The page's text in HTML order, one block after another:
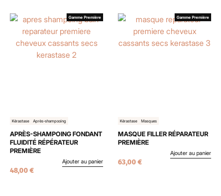
Gamme Première
Kérastase Après-shampooing
APRÈS-SHAMPOING FONDANT
FLUIDITÉ RÉPÉRATEUR
PREMIÈRE
48,00 €
Ajouter au panier
Gamme Première
Kérastase Masques
MASQUE FILLER RÉPARATEUR
PREMIÈRE
63,00 €
Ajouter au panier